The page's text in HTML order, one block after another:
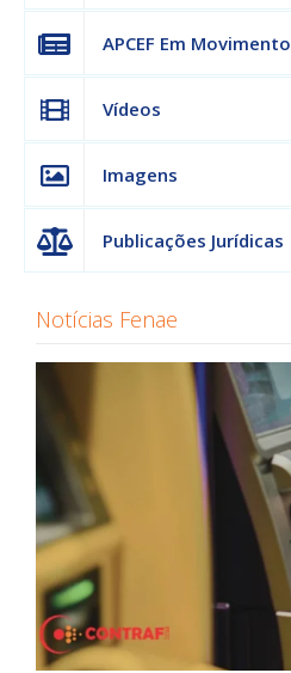
APCEF Em Movimento
Vídeos
Imagens
Publicações Jurídicas
Notícias Fenae